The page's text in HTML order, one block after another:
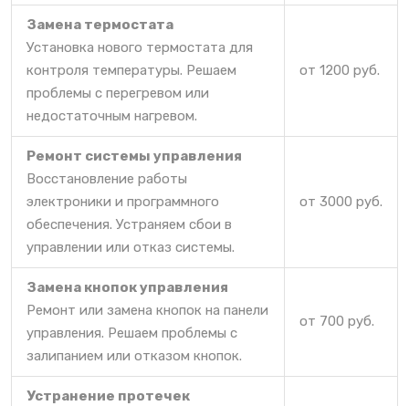
Замена термостата
Установка нового термостата для
контроля температуры. Решаем
проблемы с перегревом или
недостаточным нагревом.
от 1200 руб.
Ремонт системы управления
Восстановление работы
электроники и программного
обеспечения. Устраняем сбои в
управлении или отказ системы.
от 3000 руб.
Замена кнопок управления
Ремонт или замена кнопок на панели
управления. Решаем проблемы с
залипанием или отказом кнопок.
от 700 руб.
Устранение протечек